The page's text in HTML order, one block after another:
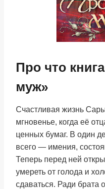
Про что
муж»
Счастливая жизнь
мгновенье, когда её
ценных бумаг. В один
всего — имения,
Теперь перед ней
умереть от голода и
сдаваться. Ради брата